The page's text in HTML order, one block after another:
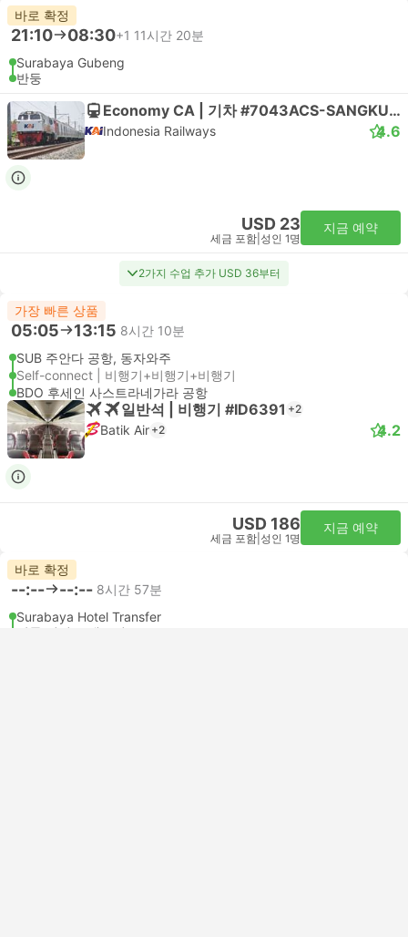
바로 확정
21:10 08:30+1 11시간 20분
Surabaya Gubeng
반둥
Economy CA | 기차 #7043ACS-SANGKURIANG COMP
Indonesia Railways 4.6
USD 23
세금 포함 성인 1명
지금 예약
2가지 수업 추가 USD 36부터
가장 빠른 상품
05:05 13:15 8시간 10분
SUB 주안다 공항, 동자와주
Self-connect | 비행기+비행기+비행기
BDO 후세인 사스트라네가라 공항
일반석 | 비행기 #ID6391 +2
Batik Air +2 4.2
USD 186
세금 포함 성인 1명
지금 예약
바로 확정
--:-- --:-- 8시간 57분
Surabaya Hotel Transfer
반둥 시티 트랜스퍼